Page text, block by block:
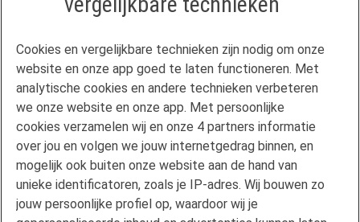
Veelgestelde vragen
Klachtenregeling
Privacyverklaring
Disclaimer
Gebruikersvoorwaarden FAN
Actuele rente
Downloads
Cookies en vergelijkbare technieken zijn nodig om onze
website en onze app goed te laten functioneren. Met
analytische cookies en andere technieken verbeteren
we onze website en onze app. Met persoonlijke
cookies verzamelen wij en onze 4 partners informatie
over jou en volgen we jouw internetgedrag binnen, en
mogelijk ook buiten onze website aan de hand van
unieke identificatoren, zoals je IP-adres. Wij bouwen zo
jouw persoonlijke profiel op, waardoor wij je